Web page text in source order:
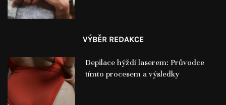
VÝBĚR REDAKCE
Depilace hýždí laserem: Průvodce
tímto procesem a výsledky